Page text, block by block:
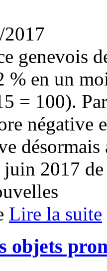
2017
genevois
% en un
= 100).
négative
juin 2017
Lire la suite
objets